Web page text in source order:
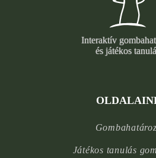
Interaktív
és játékos
Játékos tanulás